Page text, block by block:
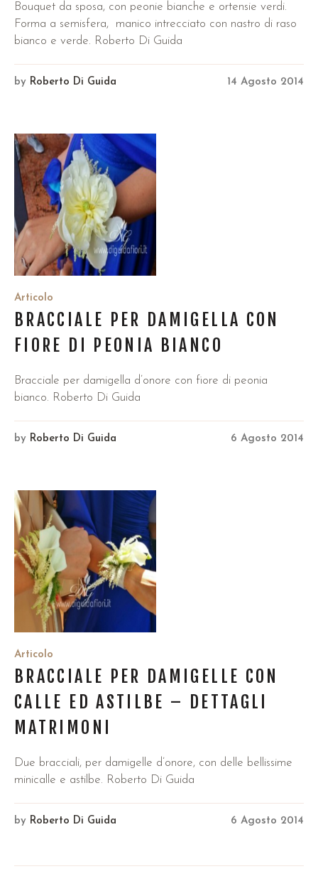
Bouquet da sposa, con peonie bianche e ortensie verdi.
Forma a semisfera, manico intrecciato con nastro di raso
bianco e verde. Roberto Di Guida
14 Agosto 2014
by Roberto Di Guida
Articolo
BRACCIALE PER DAMIGELLA CON
FIORE DI PEONIA BIANCO
Bracciale per damigella d’onore con fiore di peonia
bianco. Roberto Di Guida
6 Agosto 2014
by Roberto Di Guida
Articolo
BRACCIALE PER DAMIGELLE CON
CALLE ED ASTILBE – DETTAGLI
MATRIMONI
Due bracciali, per damigelle d’onore, con delle bellissime
minicalle e astilbe. Roberto Di Guida
6 Agosto 2014
by Roberto Di Guida